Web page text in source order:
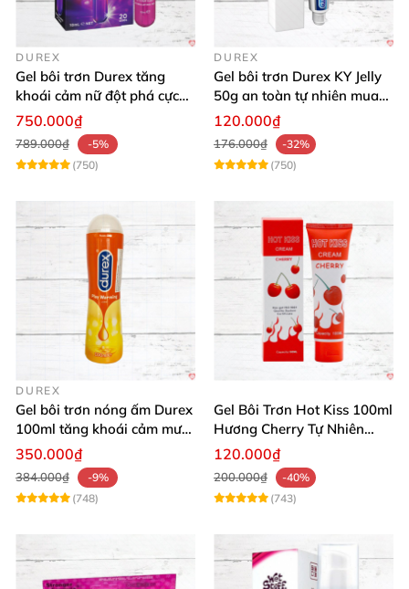
DUREX
Gel bôi trơn Durex tăng
khoái cảm nữ đột phá cực
thích
750.000₫
789.000₫
-5%
(750)
DUREX
Gel bôi trơn Durex KY Jelly
50g an toàn tự nhiên mua
ngay
120.000₫
176.000₫
-32%
(750)
DUREX
Gel bôi trơn nóng ấm Durex
100ml tăng khoái cảm mượt
mà
350.000₫
384.000₫
-9%
(748)
Gel Bôi Trơn Hot Kiss 100ml
Hương Cherry Tự Nhiên
Mượt Mà
120.000₫
200.000₫
-40%
(743)